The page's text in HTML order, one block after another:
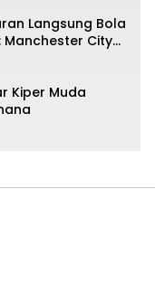
Langsung Bola
Manchester City
Kiper Muda